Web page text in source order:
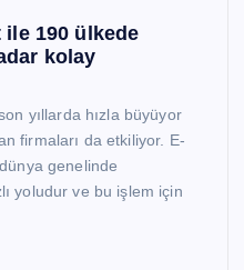
190 ülkede
kolay
yıllarda hızla büyüyor
firmaları da etkiliyor. E-
genelinde
yoludur ve bu işlem için